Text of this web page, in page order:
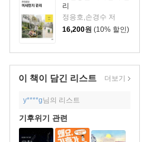
리
정응호,손경수 저
16,200원 (10% 할인)
이 책이 담긴 리스트 더보기
y****g님의 리스트
기후위기 관련